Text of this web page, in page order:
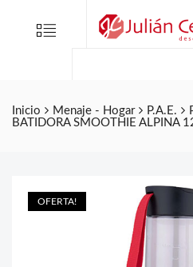
Menu
Inicio Menaje - Hogar P.A.E.
BATIDORA SMOOTHIE ALPINA
OFERTA!
Folletos
Contacto